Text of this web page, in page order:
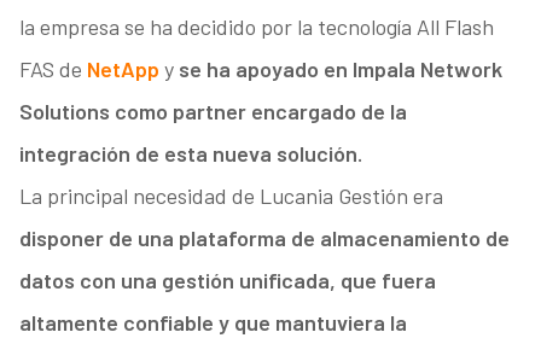
la empresa se ha decidido por la tecnología All Flash
FAS de NetApp yse ha apoyado en Impala Network
Solutions como partner encargado de la
integración de esta nueva solución.
La principal necesidad de Lucania Gestión era
disponer de una plataforma de almacenamiento de
datos con una gestión unificada, que fuera
altamente confiable y que mantuviera la